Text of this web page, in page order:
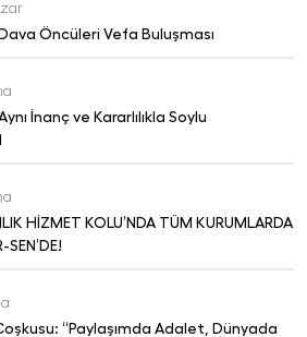
Öncüleri Vefa Buluşması
İnanç ve Kararlılıkla Soylu
HİZMET KOLU’NDA TÜM KURUMLARDA
“Paylaşımda Adalet, Dünyada